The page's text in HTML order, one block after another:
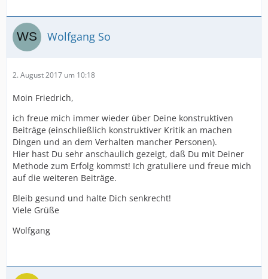
Wolfgang So
2. August 2017 um 10:18
Moin Friedrich,
ich freue mich immer wieder über Deine konstruktiven
Beiträge (einschließlich konstruktiver Kritik an machen
Dingen und an dem Verhalten mancher Personen).
Hier hast Du sehr anschaulich gezeigt, daß Du mit Deiner
Methode zum Erfolg kommst! Ich gratuliere und freue mich
auf die weiteren Beiträge.
Bleib gesund und halte Dich senkrecht!
Viele Grüße
Wolfgang